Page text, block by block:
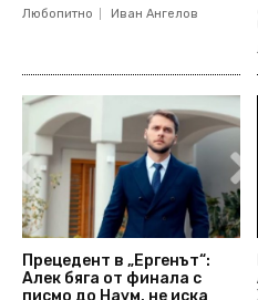
Любопитно Иван Ангелов
Прецедент в „Ергенът“:
Алек бяга от финала с